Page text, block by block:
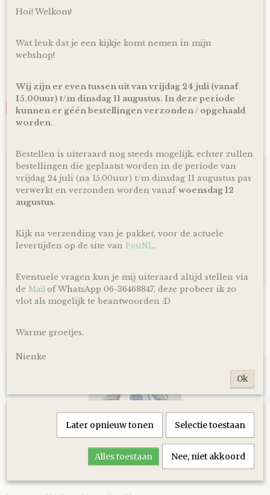
de dienstregeling van PostNL. Kijk voor de actuele
levertijden en dagen altijd op de site van PostNL.
Save
Luiertaart Basic 64 Beige
Hoi! Welkom!
Wat leuk dat je een kijkje komt nemen in mijn
webshop!
Wij zijn er even tussen uit van vrijdag 24 juli (vanaf
15.00uur) t/m dinsdag 11 augustus. In deze periode
kunnen er géén bestellingen verzonden / opgehaald
worden.
Bestellen is uiteraard nog steeds mogelijk, echter zullen
bestellingen die geplaatst worden in de periode van
vrijdag 24 juli (na 15.00uur) t/m dinsdag 11 augustus pas
verwerkt en verzonden worden vanafwoensdag 12
augustus.
Kijk na verzending van je pakket, voor de actuele
levertijden op de site van PostNL.
Eventuele vragen kun je mij uiteraard altijd stellen via
de Mail of WhatsApp 06-36468847, deze probeer ik zo
vlot als mogelijk te beantwoorden :D
Warme groetjes,
Nienke
Ok
Later opnieuw tonen Selectie toestaan
Alles toestaan Nee, niet akkoord